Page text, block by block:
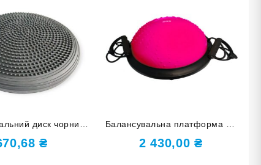
диск чорний
O-M-black
₴
Балансувальна платформа 46
см кульки фуксія YJ05-M-МА
2 430,00₴